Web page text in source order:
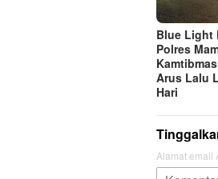
Blue Light
Polres
Arus Lalu
Hari
Alamat email